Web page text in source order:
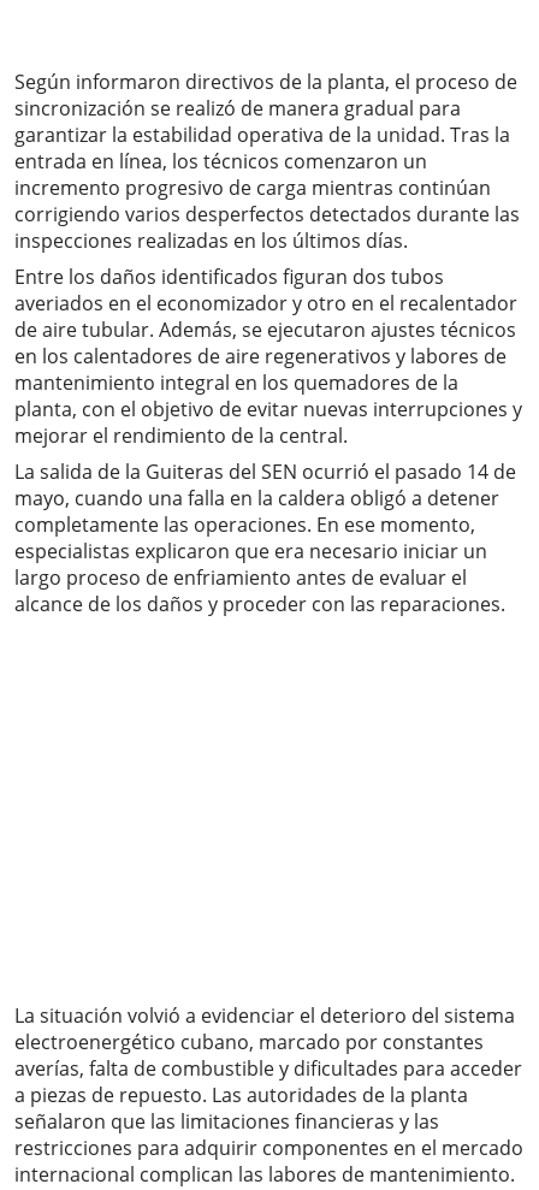
Según informaron directivos de la planta, el proceso de
sincronización se realizó de manera gradual para
garantizar la estabilidad operativa de la unidad. Tras la
entrada en línea, los técnicos comenzaron un
incremento progresivo de carga mientras continúan
corrigiendo varios desperfectos detectados durante las
inspecciones realizadas en los últimos días.
Entre los daños identificados figuran dos tubos
averiados en el economizador y otro en el recalentador
de aire tubular. Además, se ejecutaron ajustes técnicos
en los calentadores de aire regenerativos y labores de
mantenimiento integral en los quemadores de la
planta, con el objetivo de evitar nuevas interrupciones y
mejorar el rendimiento de la central.
La salida de la Guiteras del SEN ocurrió el pasado 14 de
mayo, cuando una falla en la caldera obligó a detener
completamente las operaciones. En ese momento,
especialistas explicaron que era necesario iniciar un
largo proceso de enfriamiento antes de evaluar el
alcance de los daños y proceder con las reparaciones.
La situación volvió a evidenciar el deterioro del sistema
electroenergético cubano, marcado por constantes
averías, falta de combustible y dificultades para acceder
a piezas de repuesto. Las autoridades de la planta
señalaron que las limitaciones financieras y las
restricciones para adquirir componentes en el mercado
internacional complican las labores de mantenimiento.